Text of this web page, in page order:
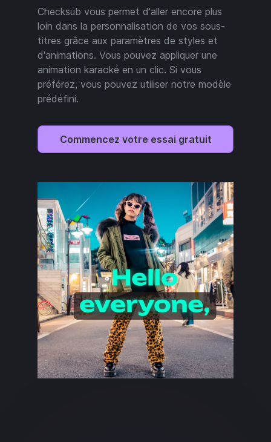
Checksub vous permet d'aller encore plus
loin dans la personnalisation de vos sous-
titres grâce aux paramètres de styles et
d'animations. Vous pouvez appliquer une
animation karaoké en un clic. Si vous
préférez, vous pouvez utiliser notre modèle
prédéfini.
Commencez votre essai gratuit